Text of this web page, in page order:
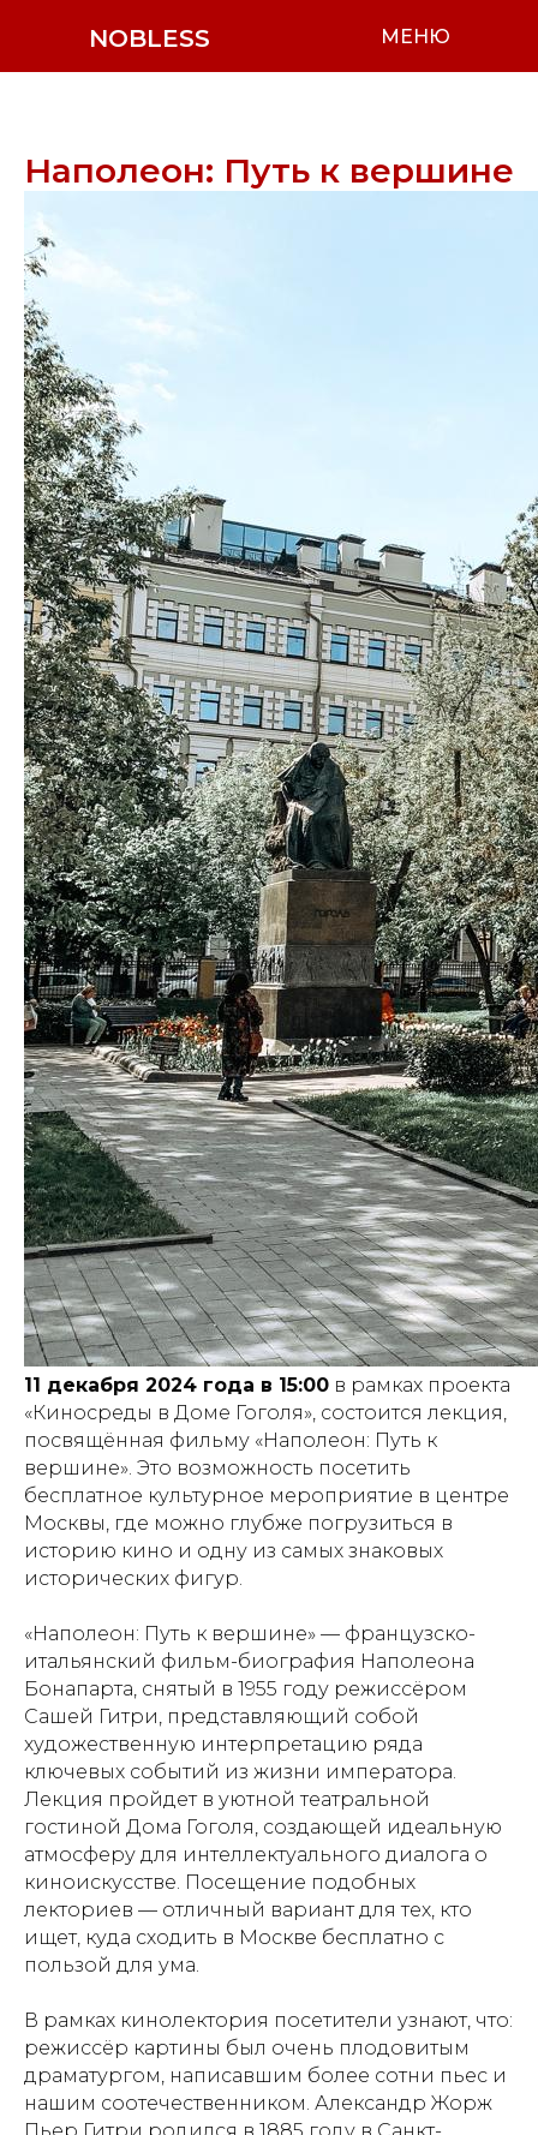
NOBLESS МЕНЮ
Наполеон: Путь к вершине
11 декабря 2024 года в 15:00 в рамках проекта
«Киносреды в Доме Гоголя», состоится лекция,
посвящённая фильму «Наполеон: Путь к
вершине». Это возможность посетить
бесплатное культурное мероприятие в центре
Москвы, где можно глубже погрузиться в
историю кино и одну из самых знаковых
исторических фигур.
«Наполеон: Путь к вершине» — французско-
итальянский фильм-биография Наполеона
Бонапарта, снятый в 1955 году режиссёром
Сашей Гитри, представляющий собой
художественную интерпретацию ряда
ключевых событий из жизни императора.
Лекция пройдет в уютной театральной
гостиной Дома Гоголя, создающей идеальную
атмосферу для интеллектуального диалога о
киноискусстве. Посещение подобных
лекториев — отличный вариант для тех, кто
ищет, куда сходить в Москве бесплатно с
пользой для ума.
В рамках кинолектория посетители узнают, что:
режиссёр картины был очень плодовитым
драматургом, написавшим более сотни пьес и
нашим соотечественником. Александр Жорж